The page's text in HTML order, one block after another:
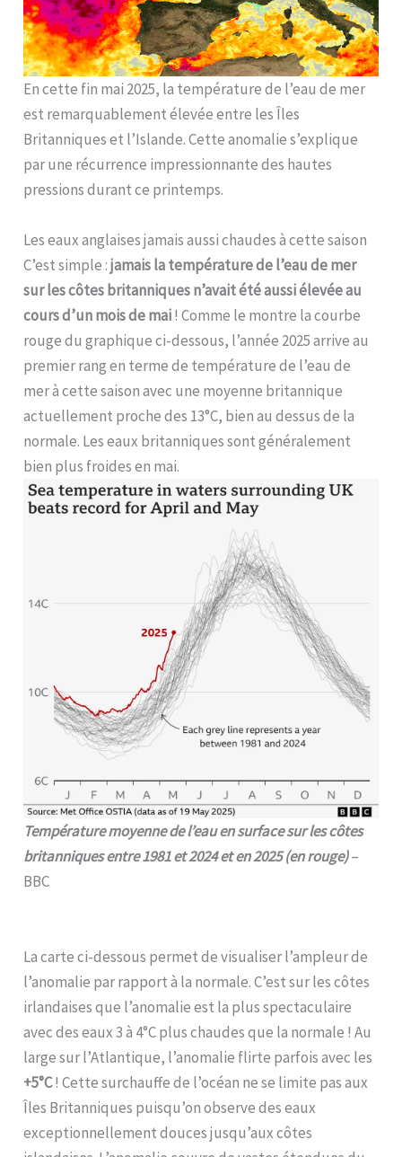
En cette fin mai 2025, la température de l’eau de mer
est remarquablement élevée entre les Îles
Britanniques et l’Islande. Cette anomalie s’explique
par une récurrence impressionnante des hautes
pressions durant ce printemps.
Les eaux anglaises jamais aussi chaudes à cette saison
C’est simple :jamais la température de l’eau de mer
sur les côtes britanniques n’avait été aussi élevée au
cours d’un mois de mai! Comme le montre la courbe
rouge du graphique ci-dessous, l’année 2025 arrive au
premier rang en terme de température de l’eau de
mer à cette saison avec une moyenne britannique
actuellement proche des 13°C, bien au dessus de la
normale. Les eaux britanniques sont généralement
bien plus froides en mai.
Température moyenne de l’eau en surface sur les côtes
britanniques entre 1981 et 2024 et en 2025 (en rouge)–
BBC
La carte ci-dessous permet de visualiser l’ampleur de
l’anomalie par rapport à la normale. C’est sur les côtes
irlandaises que l’anomalie est la plus spectaculaire
avec des eaux 3 à 4°C plus chaudes que la normale ! Au
large sur l’Atlantique, l’anomalie flirte parfois avec les
+5°C! Cette surchauffe de l’océan ne se limite pas aux
Îles Britanniques puisqu’on observe des eaux
exceptionnellement douces jusqu’aux côtes